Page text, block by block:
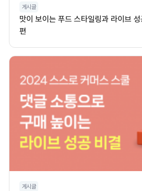
게시글
맛이 보이는 푸드 스타일링과 라이브
편
게시글